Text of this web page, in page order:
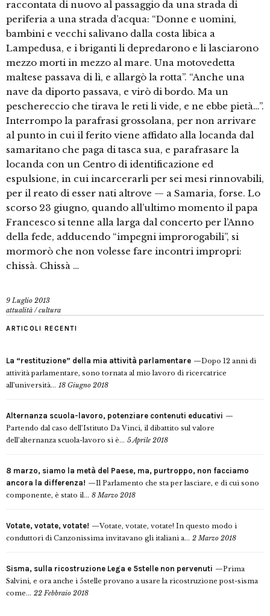
raccontata di nuovo al passaggio da una strada di
periferia a una strada d’acqua: “Donne e uomini,
bambini e vecchi salivano dalla costa libica a
Lampedusa, e i briganti li depredarono e li lasciarono
mezzo morti in mezzo al mare. Una motovedetta
maltese passava di lì, e allargò la rotta”. “Anche una
nave da diporto passava, e virò di bordo. Ma un
peschereccio che tirava le reti li vide, e ne ebbe pietà…”.
Interrompo la parafrasi grossolana, per non arrivare
al punto in cui il ferito viene affidato alla locanda dal
samaritano che paga di tasca sua, e parafrasare la
locanda con un Centro di identificazione ed
espulsione, in cui incarcerarli per sei mesi rinnovabili,
per il reato di esser nati altrove — a Samaria, forse. Lo
scorso 23 giugno, quando all’ultimo momento il papa
Francesco si tenne alla larga dal concerto per l’Anno
della fede, adducendo “impegni improrogabili”, si
mormorò che non volesse fare incontri impropri:
chissà. Chissà …
9 Luglio 2013
attualità /cultura
ARTICOLI RECENTI
La “restituzione” della mia attività parlamentare
Dopo 12 anni di
attività parlamentare, sono tornata al mio lavoro di ricercatrice
all’università... 18 Giugno 2018
Alternanza scuola-lavoro, potenziare contenuti educativi
Partendo dal caso dell’Istituto Da Vinci, il dibattito sul valore
dell’alternanza scuola-lavoro si è... 5 Aprile 2018
8 marzo, siamo la metà del Paese, ma, purtroppo, non facciamo
ancora la differenza!
Il Parlamento che sta per lasciare, e di cui sono
componente, è stato il... 8 Marzo 2018
Votate, votate, votate!
Votate, votate, votate! In questo modo i
conduttori di Canzonissima invitavano gli italiani a... 2 Marzo 2018
Sisma, sulla ricostruzione Lega e 5stelle non pervenuti
Prima
Salvini, e ora anche i 5stelle provano a usare la ricostruzione post-sisma
come... 22 Febbraio 2018